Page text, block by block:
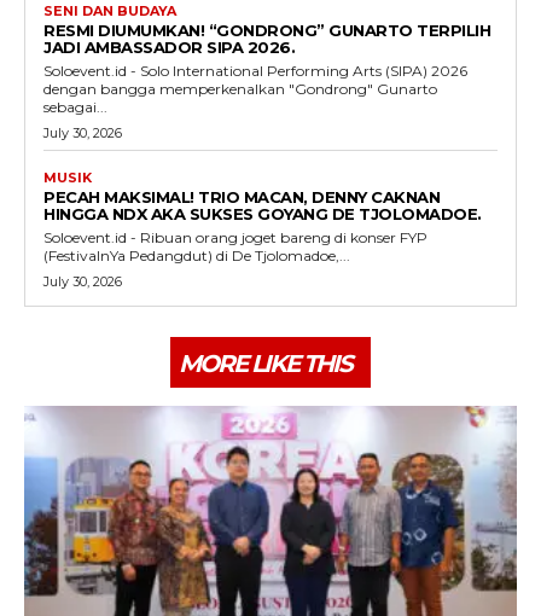
SENI DAN BUDAYA
RESMI DIUMUMKAN! “GONDRONG” GUNARTO TERPILIH
JADI AMBASSADOR SIPA 2026.
Soloevent.id - Solo International Performing Arts (SIPA) 2026
dengan bangga memperkenalkan "Gondrong" Gunarto
sebagai...
July 30, 2026
MUSIK
PECAH MAKSIMAL! TRIO MACAN, DENNY CAKNAN
HINGGA NDX AKA SUKSES GOYANG DE TJOLOMADOE.
Soloevent.id - Ribuan orang joget bareng di konser FYP
(FestivalnYa Pedangdut) di De Tjolomadoe,...
July 30, 2026
MORE LIKE THIS